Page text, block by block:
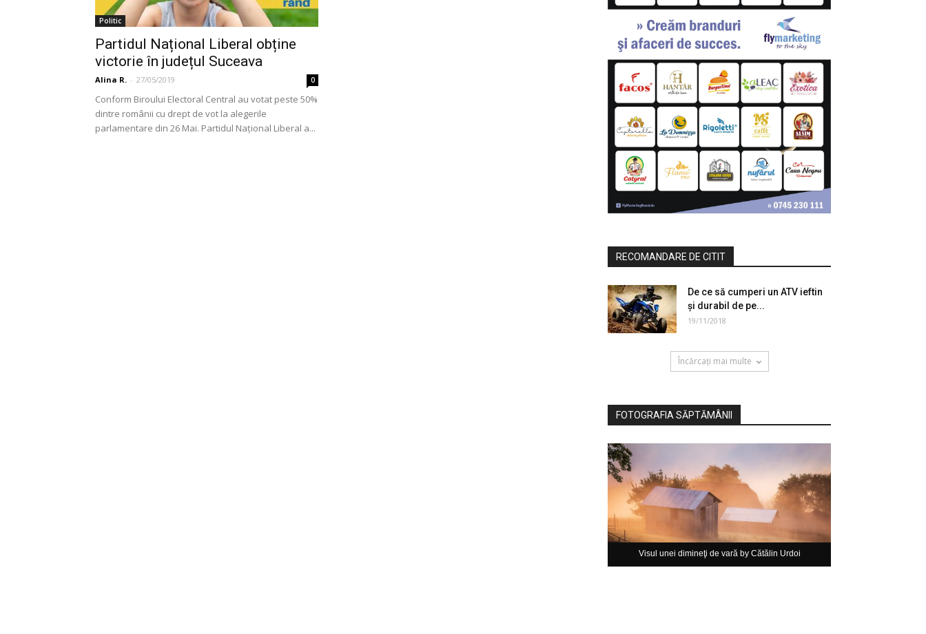
Politic
Partidul Național Liberal obține
victorie în județul Suceava
Alina R. - 27/05/2019 0
Conform Biroului Electoral Central au votat peste 50%
dintre românii cu drept de vot la alegerile
parlamentare din 26 Mai. Partidul Național Liberal a...
RECOMANDARE DE CITIT
De ce să cumperi un ATV ieftin
și durabil de pe...
19/11/2018
Încărcați mai multe
FOTOGRAFIA SĂPTĂMÂNII
Visul unei dimineţi de vară by Cătălin Urdoi